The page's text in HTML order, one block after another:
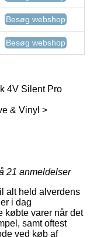
Besøg webshop
Besøg webshop
4V Silent Pro
& Vinyl >
21 anmeldelser
alt held alverdens
i dag
købte varer når det
samt oftest
ved køb af